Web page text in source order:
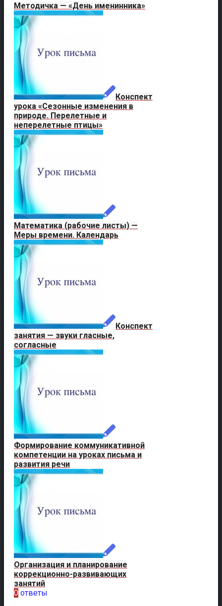
Методичка — «День именинника»
Конспект
урока «Сезонные изменения в
природе. Перелетные и
неперелетные птицы»
Математика (рабочие листы) —
Меры времени. Календарь
Конспект
занятия — звуки гласные,
согласные
Формирование коммуникативной
компетенции на уроках письма и
развития речи
Организация и планирование
коррекционно-развивающих
занятий
0 ответы